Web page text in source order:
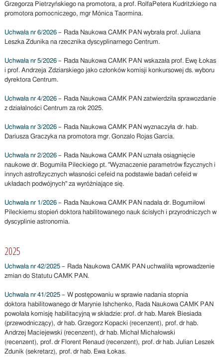
Grzegorza Pietrzyńskiego na promotora, a prof. Rolfa­Petera Kudritzkiego na
promotora pomocniczego, mgr Mónica Taormina.
Uchwała nr 6/2026– Rada Naukowa CAMK PAN wybrała prof. Juliana
Leszka Zdunika na rzecznika dyscyplinarnego Centrum.
Uchwała nr 5/2026– Rada Naukowa CAMK PAN wskazała prof. Ewę Łokas
i prof. Andrzeja Zdziarskiego jako członków komisji konkursowej ds. wyboru
dyrektora Centrum.
Uchwała nr 4/2026– Rada Naukowa CAMK PAN zatwierdziła sprawozdanie
z działalności Centrum za rok 2025.
Uchwała nr 3/2026– Rada Naukowa CAMK PAN wyznaczyła dr. hab.
Dariusza Graczyka na promotora mgr. Gonzalo Rojas García.
Uchwała nr 2/2026– Rada Naukowa CAMK PAN uznała osiągnięcie
naukowe dr. Bogumiła Pileckiego pt. "Wyznaczenie parametrów fizycznych i
innych astrofizycznych własności cefeid na podstawie badań cefeid w
układach podwójnych" za wyróżniające się.
Uchwała nr 1/2026– Rada Naukowa CAMK PAN nadała dr. Bogumiłowi
Pileckiemu stopień doktora habilitowanego nauk ścisłych i przyrodniczych w
dyscyplinie astronomia.
2025
Uchwała nr 42/2025– Rada Naukowa CAMK PAN uchwaliła wprowadzenie
zmian do Statutu CAMK PAN.
Uchwała nr 41/2025– W postępowaniu w sprawie nadania stopnia
doktora habilitowanego dr Marynie Ishchenko, Rada Naukowa CAMK PAN
powołała komisję habilitacyjną w składzie: prof. dr hab. Marek Biesiada
(przewodniczący), dr hab. Grzegorz Kopacki (recenzent), prof. dr hab.
Andrzej Maciejewski (recenzent), dr hab. Michał Michałowski
(recenzent), prof. dr Florent Renaud (recenzent), prof. dr hab. Julian Leszek
Zdunik (sekretarz), prof. dr hab. Ewa Łokas.